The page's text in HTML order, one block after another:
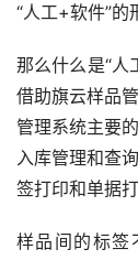
“人工+软件”的
那么什么是“人
借助旗云样品
管理系统主要
入库管理和查
签打印和单据打
样品间的标签